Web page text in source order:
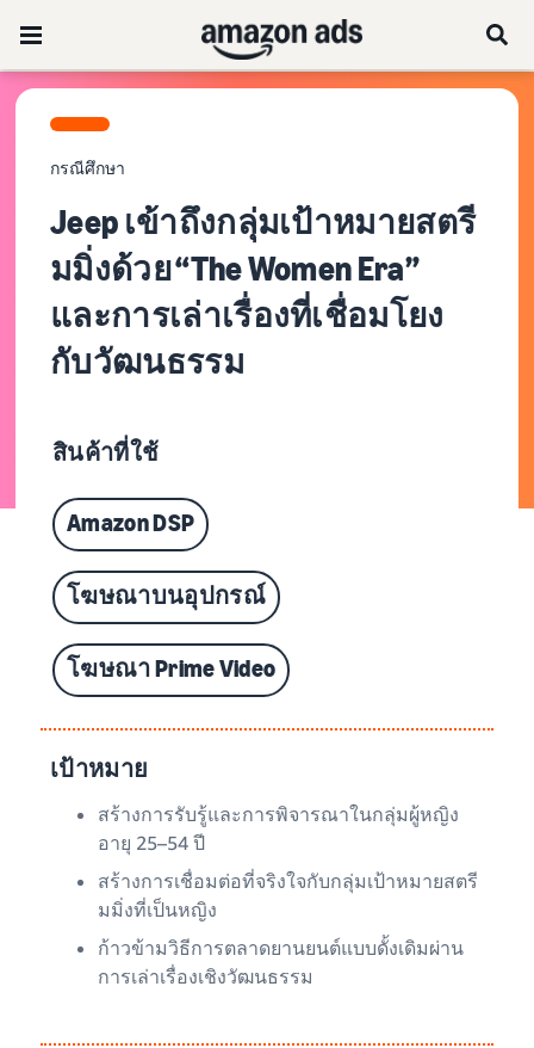
กรณีศึกษา
Jeep เข้าถึงกลุ่มเป้าหมายสตรี
มมิ่งด้วย “The Women Era”
และการเล่าเรื่องที่เชื่อมโยง
กับวัฒนธรรม
สินค้าที่ใช้
Amazon DSP
โฆษณาบนอุปกรณ์
โฆษณา Prime Video
เป้าหมาย
สร้างการรับรู้และการพิจารณาในกลุ่มผู้หญิง
อายุ 25–54 ปี
สร้างการเชื่อมต่อที่จริงใจกับกลุ่มเป้าหมายสตรี
มมิ่งที่เป็นหญิง
ก้าวข้ามวิธีการตลาดยานยนต์แบบดั้งเดิมผ่าน
การเล่าเรื่องเชิงวัฒนธรรม